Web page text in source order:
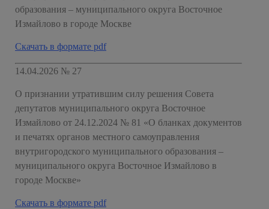
образования – муниципального округа Восточное
Измайлово в городе Москве
Скачать в формате pdf
14.04.2026 № 27
О признании утратившим силу решения Совета
депутатов муниципального округа Восточное
Измайлово от 24.12.2024 № 81 «О бланках документов
и печатях органов местного самоуправления
внутригородского муниципального образования –
муниципального округа Восточное Измайлово в
городе Москве»
Скачать в формате pdf